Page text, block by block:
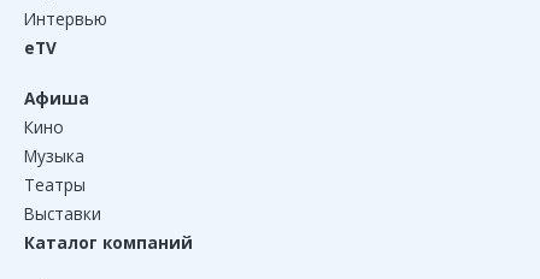
Интервью
eTV
Афиша
Кино
Музыка
Театры
Выставки
Каталог компаний